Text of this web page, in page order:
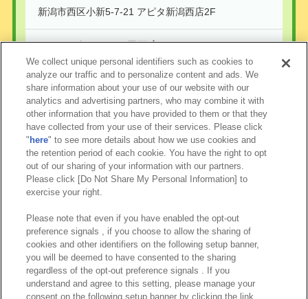
新潟市西区小新5-7-21 アピタ新潟西店2F
ハローズガーデン長岡店
長岡市千秋2-278 リバーサイド千秋2階
©やなせたかし／フレーベル館・TMS・NTV
©Bandai Namco Experience Inc.
We collect unique personal identifiers such as cookies to
analyze our traffic and to personalize content and ads. We
share information about your use of our website with our
analytics and advertising partners, who may combine it with
other information that you have provided to them or that they
have collected from your use of their services. Please click
" here" to see more details about how we use cookies and
the retention period of each cookie. You have the right to opt
out of our sharing of your information with our partners.
Please click [Do Not Share My Personal Information] to
exercise your right.
Please note that even if you have enabled the opt-out
preference signals , if you choose to allow the sharing of
cookies and other identifiers on the following setup banner,
you will be deemed to have consented to the sharing
regardless of the opt-out preference signals . If you
understand and agree to this setting, please manage your
consent on the following setup banner by clicking the link